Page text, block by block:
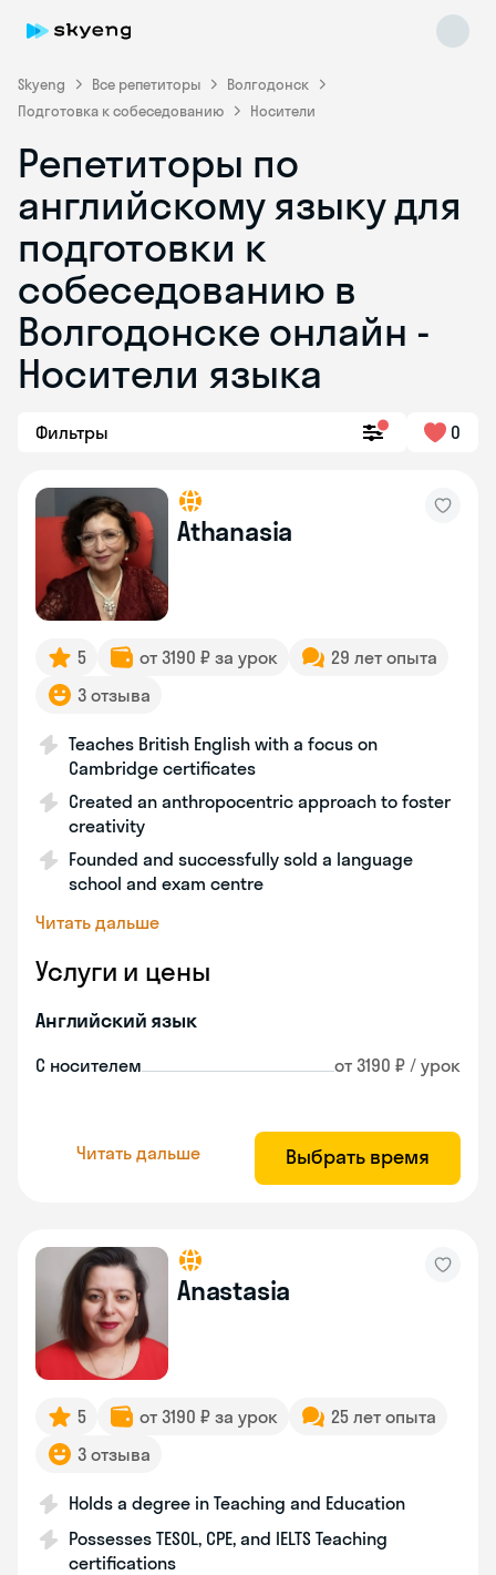
Skyeng Все репетиторы
Волгодонск
Подготовка к собеседованию
Носители
Репетиторы по
английскому языку для
подготовки к
собеседованию в
Волгодонске онлайн -
Носители языка
Фильтры 0
Athanasia
5 от 3190 ₽ за урок
29 лет опыта
3 отзыва
Teaches British English with a focus on
Cambridge certificates
Created an anthropocentric approach to foster
creativity
Founded and successfully sold a language
school and exam centre
Читать дальше
Услуги и цены
Английский язык
С носителем от 3190 ₽ / урок
Читать дальше Выбрать время
Anastasia
5 от 3190 ₽ за урок
25 лет опыта
3 отзыва
Holds a degree in Teaching and Education
Possesses TESOL, CPE, and IELTS Teaching
certifications
Skyeng Chat